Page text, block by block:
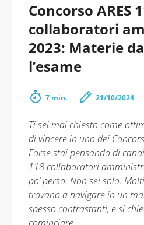
Concorso ARES
collaboratori
2023: Materie
l’esame
7 min. 21/10/2024
Ti sei mai chiesto come
di vincere in uno dei
Forse stai pensando di
118 collaboratori
po’ perso. Non sei solo.
trovano a navigare in un
spesso contrastanti, e si